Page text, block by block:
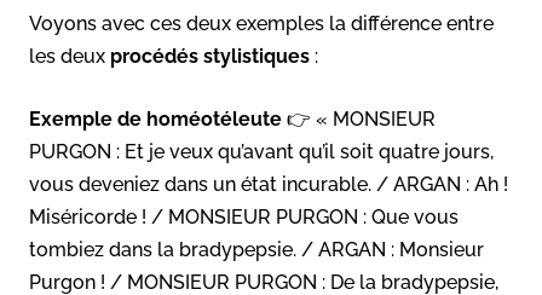
Voyons avec ces deux exemples la différence entre
les deux procédés stylistiques :
Exemple de homéotéleute 👉 « MONSIEUR
PURGON : Et je veux qu’avant qu’il soit quatre jours,
vous deveniez dans un état incurable. / ARGAN : Ah !
Miséricorde ! / MONSIEUR PURGON : Que vous
tombiez dans la bradypepsie. / ARGAN : Monsieur
Purgon ! / MONSIEUR PURGON : De la bradypepsie,